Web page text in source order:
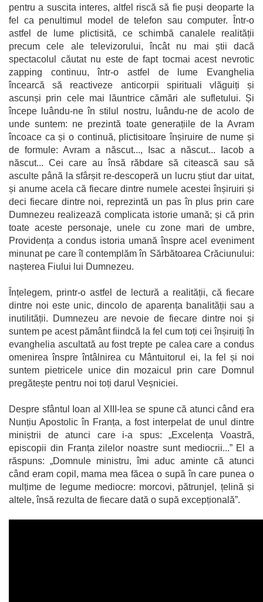
pentru a suscita interes, altfel riscă să fie puși deoparte la
fel ca penultimul model de telefon sau computer. Într-o
astfel de lume plictisită, ce schimbă canalele realității
precum cele ale televizorului, încât nu mai știi dacă
spectacolul căutat nu este de fapt tocmai acest nevrotic
zapping continuu, într-o astfel de lume Evanghelia
încearcă să reactiveze anticorpii spirituali vlăguiți și
ascunși prin cele mai lăuntrice cămări ale sufletului. Și
începe luându-ne în stilul nostru, luându-ne de acolo de
unde suntem: ne prezintă toate generațiile de la Avram
încoace ca și o continuă, plictisitoare înșiruire de nume și
de formule: Avram a născut..., Isac a născut... Iacob a
născut... Cei care au însă răbdare să citească sau să
asculte până la sfârșit re-descoperă un lucru știut dar uitat,
și anume acela că fiecare dintre numele acestei înșiruiri și
deci fiecare dintre noi, reprezintă un pas în plus prin care
Dumnezeu realizează complicata istorie umană; și că prin
toate aceste personaje, unele cu zone mari de umbre,
Providența a condus istoria umană înspre acel eveniment
minunat pe care îl contemplăm în Sărbătoarea Crăciunului:
nașterea Fiului lui Dumnezeu.
Înțelegem, printr-o astfel de lectură a realității, că fiecare
dintre noi este unic, dincolo de aparența banalității sau a
inutilității. Dumnezeu are nevoie de fiecare dintre noi și
suntem pe acest pământ fiindcă la fel cum toți cei înșiruiți în
evanghelia ascultată au fost trepte pe calea care a condus
omenirea înspre întâlnirea cu Mântuitorul ei, la fel și noi
suntem pietricele unice din mozaicul prin care Domnul
pregătește pentru noi toți darul Veșniciei.
Despre sfântul Ioan al XIII-lea se spune că atunci când era
Nunțiu Apostolic în Franța, a fost interpelat de unul dintre
miniștrii de atunci care i-a spus: „Excelența Voastră,
episcopii din Franța zilelor noastre sunt mediocrii...” El a
răspuns: „Domnule ministru, îmi aduc aminte că atunci
când eram copil, mama mea făcea o supă în care punea o
mulțime de legume mediocre: morcovi, pătrunjel, țelină și
altele, însă rezulta de fiecare dată o supă excepțională”.